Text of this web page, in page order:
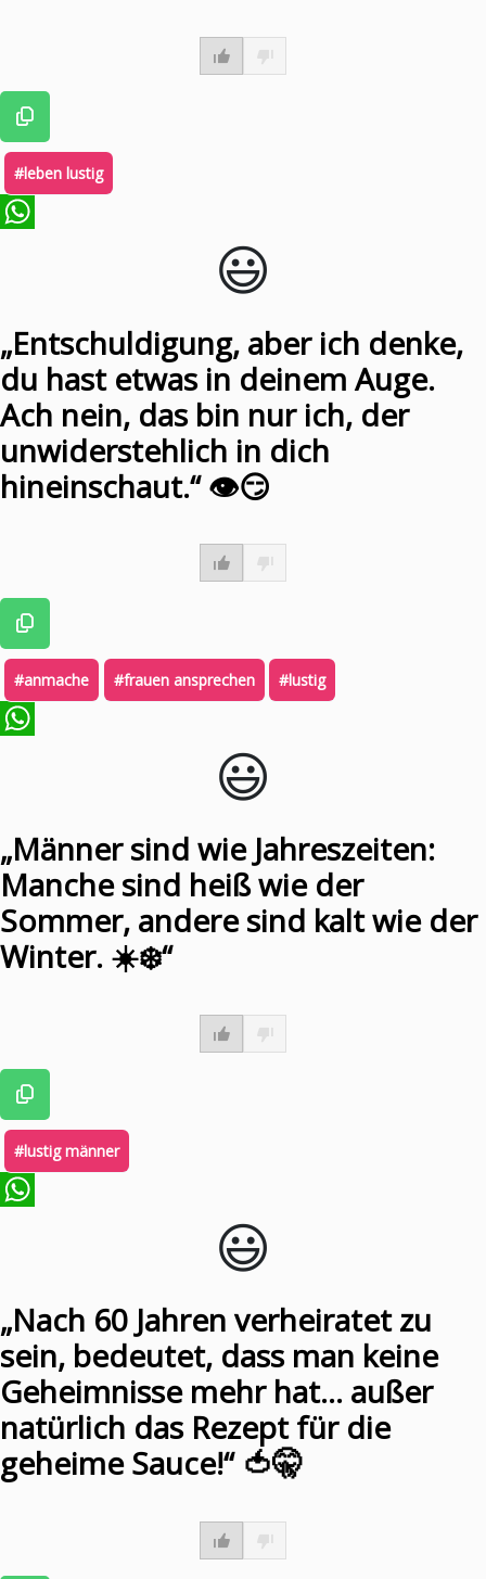
#leben lustig
😃️
„Entschuldigung, aber ich denke,
du hast etwas in deinem Auge.
Ach nein, das bin nur ich, der
unwiderstehlich in dich
hineinschaut.“ 👁️😏
#anmache #frauen ansprechen #lustig
😃️
„Männer sind wie Jahreszeiten:
Manche sind heiß wie der
Sommer, andere sind kalt wie der
Winter. ☀️❄️“
#lustig männer
😃️
„Nach 60 Jahren verheiratet zu
sein, bedeutet, dass man keine
Geheimnisse mehr hat… außer
natürlich das Rezept für die
geheime Sauce!“ 🍅🤫